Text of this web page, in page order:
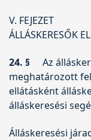
V. FEJEZET
ÁLLÁSKERESŐK
24. §
Az
meghatározott
ellátásként
álláskeresési
Álláskeresési